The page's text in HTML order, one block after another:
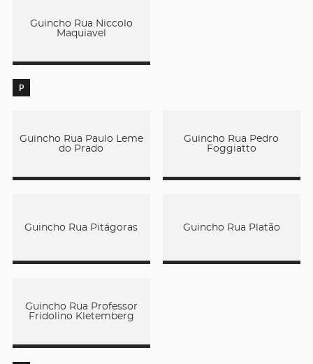
Guincho Rua Niccolo
Maquiavel
P
Guincho Rua Paulo Leme
do Prado
Guincho Rua Pedro
Foggiatto
Guincho Rua Pitágoras Guincho Rua Platão
Guincho Rua Professor
Fridolino Kletemberg